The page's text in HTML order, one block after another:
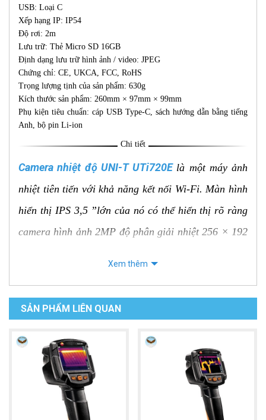
USB: Loại C
Xếp hạng IP: IP54
Độ rơi: 2m
Lưu trữ: Thẻ Micro SD 16GB
Định dạng lưu trữ hình ảnh / video: JPEG
Chứng chỉ: CE, UKCA, FCC, RoHS
Trọng lượng tịnh của sản phẩm: 630g
Kích thước sản phẩm: 260mm × 97mm × 99mm
Phụ kiện tiêu chuẩn: cáp USB Type-C, sách hướng dẫn bằng tiếng
Anh, bộ pin Li-ion
Chi tiết
Camera nhiệt độ UNI-T UTi720E là một máy ảnh
nhiệt tiên tiến với khả năng kết nối Wi-Fi. Màn hình
hiển thị IPS 3,5 ”lớn của nó có thể hiển thị rõ ràng
camera hình ảnh 2MP độ phân giải nhiệt 256 × 192
rời 5200mAh của UTi720E thuận tiện cho việc thay
pin dễ dàng và nhanh chóng, cho phép làm việc liên
tục trong thời gian dài.
Đặc điểm kỹ thuật của camera ảnh
nhiệt UNI-T UTi720E
Màn hình
Xem thêm
SẢN PHẨM LIÊN QUAN